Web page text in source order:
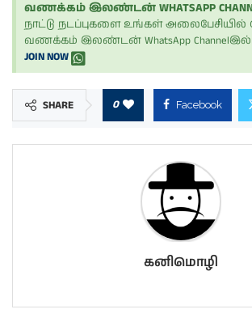
வணக்கம் இலண்டன் WHATSAPP
நாட்டு நடப்புகளை உங்கள்
வணக்கம் இலண்டன் WhatsApp
JOIN NOW
SHARE 0 Facebook
கனிமொழி